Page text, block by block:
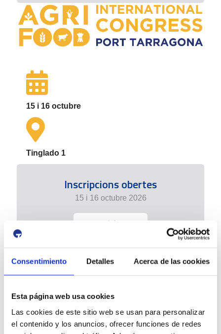
Consentimiento Detalles Acerca de las cookies
Esta página web usa cookies
Las cookies de este sitio web se usan para personalizar
el contenido y los anuncios, ofrecer funciones de redes
15 i 16 octubre
Tinglado 1
Inscripcions obertes
15 i 16 octubre 2026
+ info